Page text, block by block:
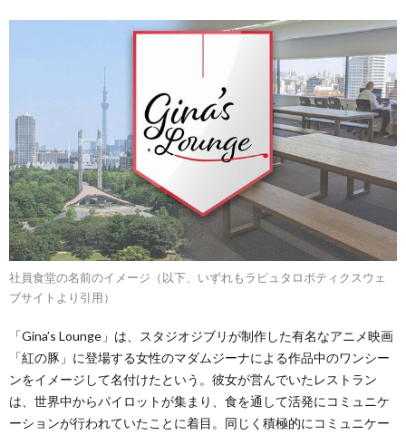
社員食堂の名前のイメージ（以下、いずれもラピュタロボティクスウェ
ブサイトより引用）
「Gina’s Lounge」は、スタジオジブリが制作した有名なアニメ映画
「紅の豚」に登場する女性のマダムジーナによる作品中のワンシー
ンをイメージして名付けたという。彼女が営んでいたレストラン
は、世界中からパイロットが集まり、食を通して活発にコミュニケ
ーションが行われていたことに着目。同じく積極的にコミュニケー